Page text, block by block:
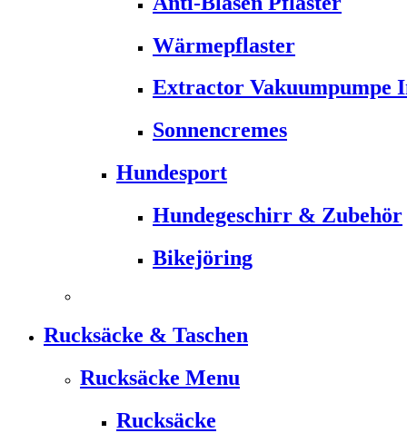
Wärmepflaster
Extractor Vakuumpumpe
Sonnencremes
Hundesport
Hundegeschirr & Zubehör
Bikejöring
Rucksäcke & Taschen
Rucksäcke Menu
Rucksäcke